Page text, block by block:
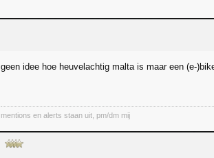
geen idee hoe heuvelachtig malta is maar een (e-
mentions en alerts staan uit, pm/dm mij